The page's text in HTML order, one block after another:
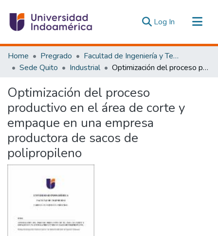
Log In (current)
Communities & Collections
All of DSpace
Estadísticas Externas
Home Pregrado
Facultad de Ingeniería y Tecnologías de la Información y la Comunicación
Sede Quito
Industrial Optimización del proceso productivo en el área de corte y empaque en una empresa productora de sacos de polipropileno
Optimización del proceso
productivo en el área de corte y
empaque en una empresa
productora de sacos de
polipropileno